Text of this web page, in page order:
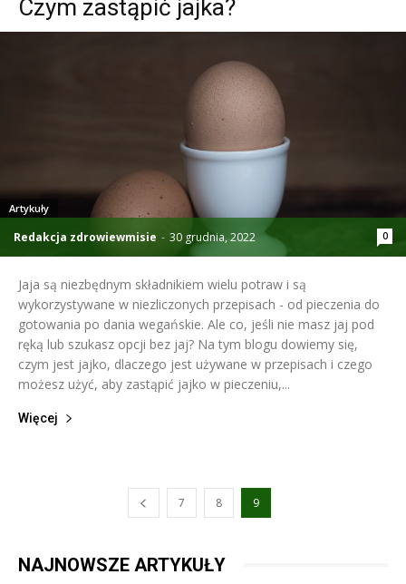
Czym zastąpić jajka?
Redakcja zdrowiewmisie - 30 grudnia, 2022 0
Artykuły
Jaja są niezbędnym składnikiem wielu potraw i są
wykorzystywane w niezliczonych przepisach - od pieczenia do
gotowania po dania wegańskie. Ale co, jeśli nie masz jaj pod
ręką lub szukasz opcji bez jaj? Na tym blogu dowiemy się,
czym jest jajko, dlaczego jest używane w przepisach i czego
możesz użyć, aby zastąpić jajko w pieczeniu,...
Więcej
7 8 9
NAJNOWSZE ARTYKUŁY